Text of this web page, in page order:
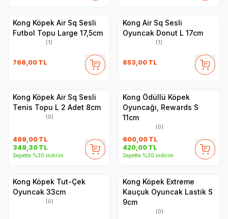
Kong Köpek Air Sq Sesli
Futbol Topu Large 17,5cm
(1)
766,00 TL
Kong Air Sq Sesli
Oyuncak Donut L 17cm
(1)
853,00 TL
Kong Köpek Air Sq Sesli
Tenis Topu L 2 Adet 8cm
(0)
499,00 TL
349,30 TL
Sepette %30 indirim
Kong Ödüllü Köpek
Oyuncağı, Rewards S
11cm
(0)
600,00 TL
420,00 TL
Sepette %30 indirim
Kong Köpek Tut-Çek
Oyuncak 33cm
(0)
Kong Köpek Extreme
Kauçuk Oyuncak Lastik S
9cm
(0)